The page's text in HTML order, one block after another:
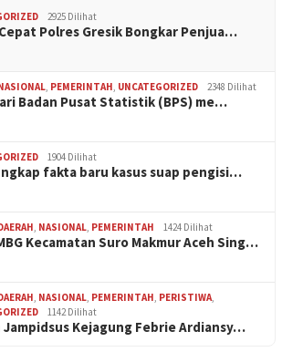
2925 Dilihat
Polres Gresik Bongkar Penjua…
PEMERINTAH UNCATEGORIZED 2348 Dilihat
Badan Pusat Statistik (BPS) me…
1904 Dilihat
fakta baru kasus suap pengisi…
NASIONAL PEMERINTAH 1424 Dilihat
Kecamatan Suro Makmur Aceh Sing…
NASIONAL PEMERINTAH PERISTIWA
1142 Dilihat
Jampidsus Kejagung Febrie Ardiansy…